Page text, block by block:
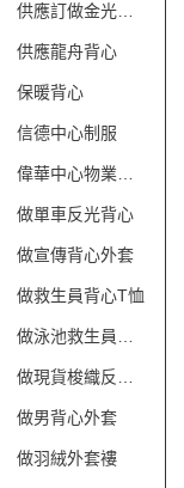
供應龍舟背心
保暖背心
信德中心制服
做單車反光背心
做宣傳背心外套
做救生員背心T恤
做男背心外套
做羽絨外套褸